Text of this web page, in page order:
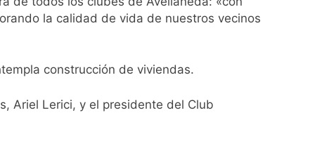
Moyano
la calidad de vida de nuestros vecinos
construcción de viviendas.
Ariel Lerici, y el presidente del Club